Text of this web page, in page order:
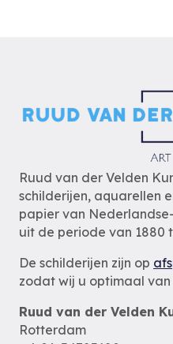
Ruud van der Velden
schilderijen, aquarellen
papier van
uit de periode van 1880
De schilderijen zijn op
zodat wij u optimaal van
Ruud van der Velden
Rotterdam